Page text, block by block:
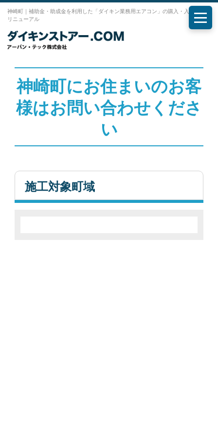
神崎町｜補助金・助成金を利用した「ダイキン業務用エアコン」の購入・入れ替え・
リニューアル
メニ
神崎町にお住まいのお客
様はお問い合わせくださ
い
施工対象町域